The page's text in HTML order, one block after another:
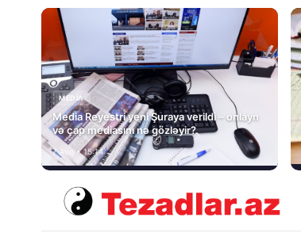
MEDİA
Media Reyestri yeni Şuraya verildi – onlayn
və çap mediasını nə gözləyir?
7 Avq • 15:14